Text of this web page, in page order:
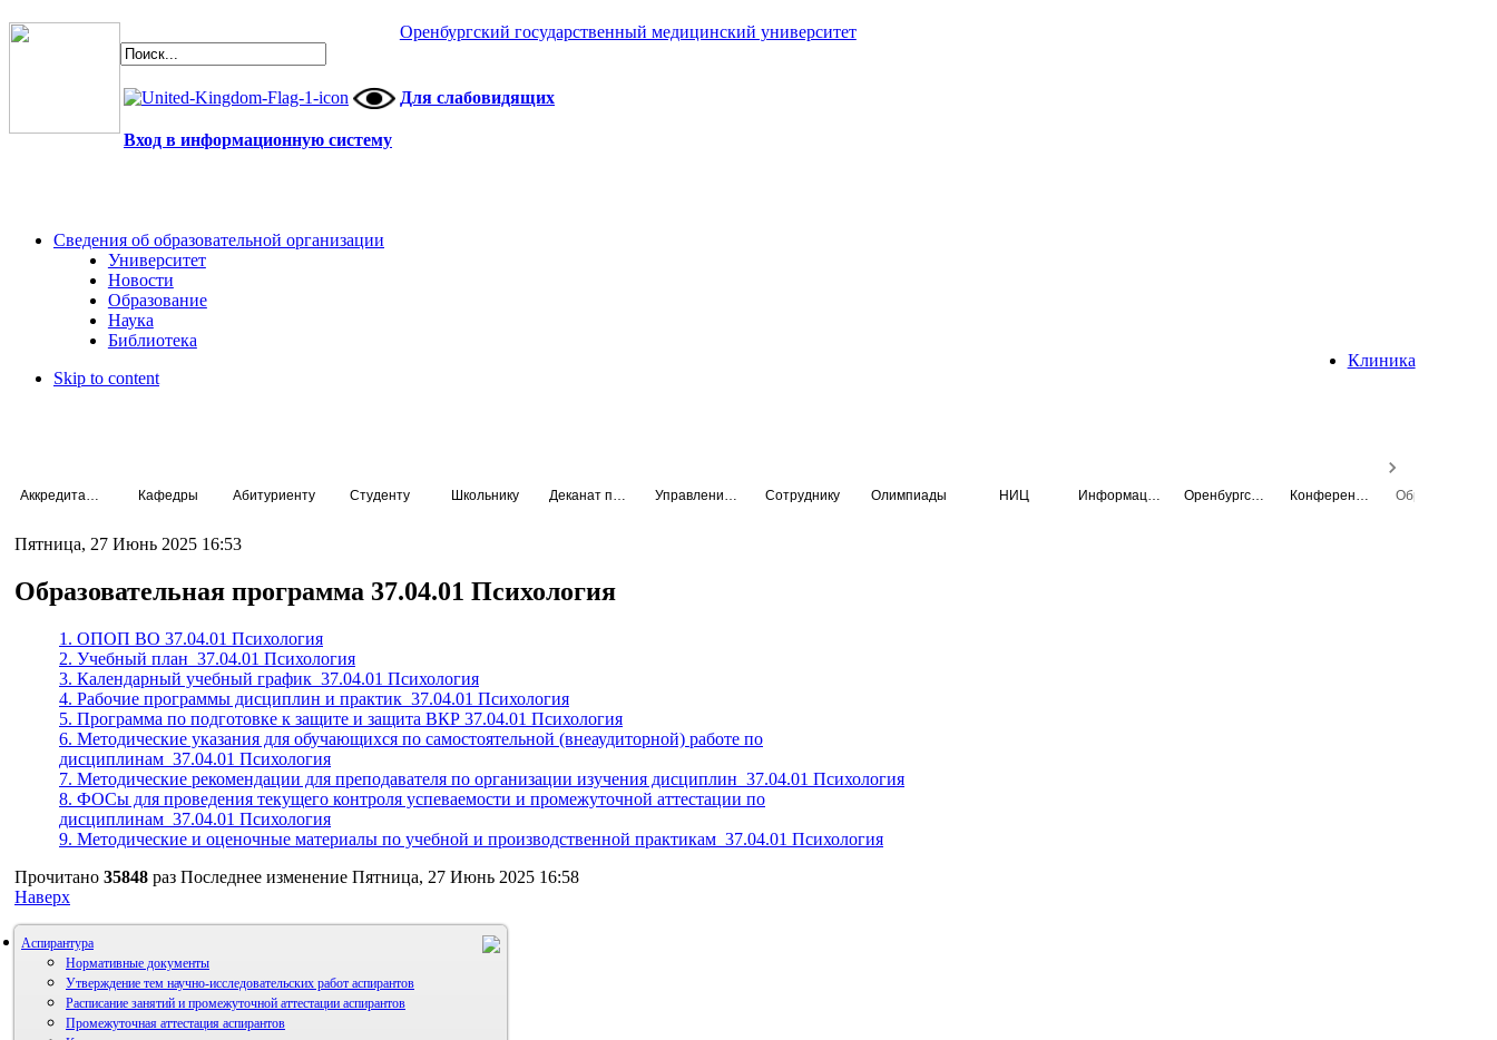
Оренбургский государственный медицинский университет
Для слабовидящих
Вход в информационную систему
Сведения об образовательной организации
Университет
Новости
Образование
Наука
Библиотека
Клиника
Skip to content
Кафедры Абитуриенту Студенту Школьнику Сотруднику Олимпиады НИЦ
Пятница, 27 Июнь 2025 16:53
Образовательная программа 37.04.01 Психология
1. ОПОП ВО 37.04.01 Психология
2. Учебный план_37.04.01 Психология
3. Календарный учебный график_37.04.01 Психология
4. Рабочие программы дисциплин и практик_37.04.01 Психология
5. Программа по подготовке к защите и защита ВКР 37.04.01 Психология
6. Методические указания для обучающихся по самостоятельной (внеаудиторной) работе по
дисциплинам_37.04.01 Психология
7. Методические рекомендации для преподавателя по организации изучения дисциплин_37.04.01 Психология
8. ФОСы для проведения текущего контроля успеваемости и промежуточной аттестации по
дисциплинам_37.04.01 Психология
9. Методические и оценочные материалы по учебной и производственной практикам_37.04.01 Психология
Прочитано 35848 раз Последнее изменение Пятница, 27 Июнь 2025 16:58
Наверх
Аспирантура
Нормативные документы
Утверждение тем научно-исследовательских работ аспирантов
Расписание занятий и промежуточной аттестации аспирантов
Промежуточная аттестация аспирантов